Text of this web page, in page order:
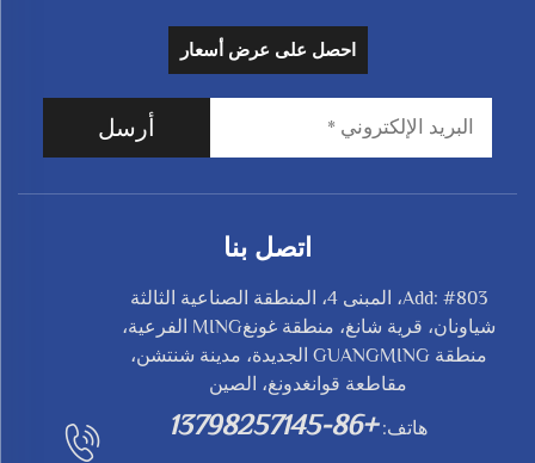
احصل على عرض أسعار
أرسل
اتصل بنا
Add: #803، المبنى 4، المنطقة الصناعية الثالثة
شياونان، قرية شانغ، منطقة غونغMING الفرعية،
منطقة GUANGMING الجديدة، مدينة شنتشن،
مقاطعة قوانغدونغ، الصين
هاتف: +86-13798257145